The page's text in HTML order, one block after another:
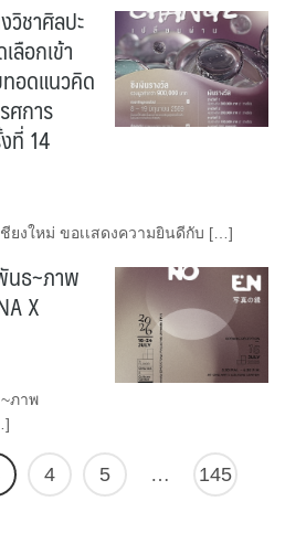
ชาศิลปะ
ลือกเข้า
อดแนวคิด
ศการ
ที่ 14
ยงใหม่ ขอเเสดงความยินดีกับ […]
นธ~ภาพ
X
ภาพ
4 5 … 145